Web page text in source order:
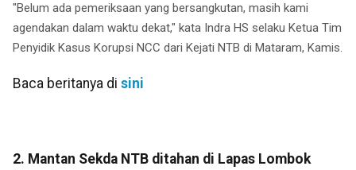
"Belum ada pemeriksaan yang bersangkutan, masih kami
agendakan dalam waktu dekat," kata Indra HS selaku Ketua Tim
Penyidik Kasus Korupsi NCC dari Kejati NTB di Mataram, Kamis.
Baca beritanya di sini
2. Mantan Sekda NTB ditahan di Lapas Lombok